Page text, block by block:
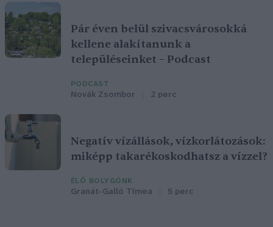
Pár éven belül szivacsvárosokká
kellene alakítanunk a
településeinket – Podcast
PODCAST
Novák Zsombor 2 perc
Negatív vízállások, vízkorlátozások:
miképp takarékoskodhatsz a vízzel?
ÉLŐ BOLYGÓNK
Granát-Galló Tímea 5 perc